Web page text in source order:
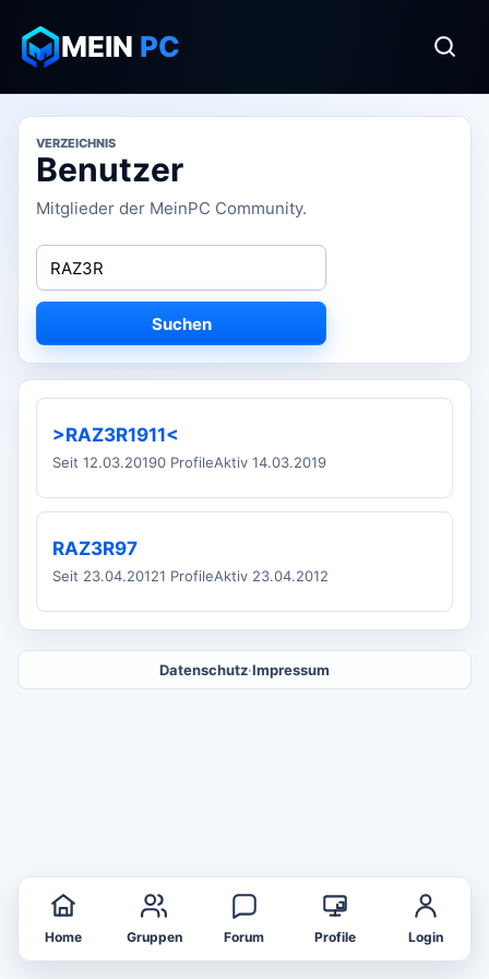
MEIN PC
VERZEICHNIS
Benutzer
Mitglieder der MeinPC Community.
Suchen
>RAZ3R1911<
Seit 12.03.20190 ProfileAktiv 14.03.2019
RAZ3R97
Seit 23.04.20121 ProfileAktiv 23.04.2012
Datenschutz·Impressum
Home Gruppen Forum Profile Login